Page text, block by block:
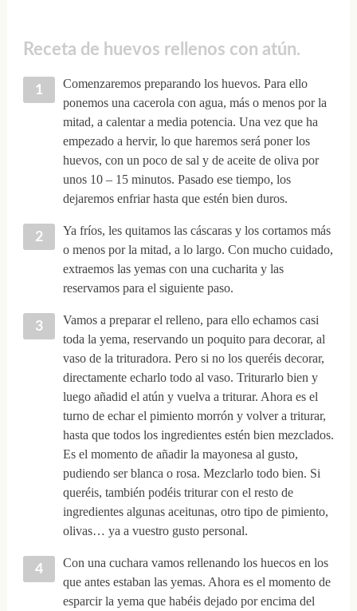
Receta de huevos rellenos con atún.
Comenzaremos preparando los huevos. Para ello
ponemos una cacerola con agua, más o menos por la
mitad, a calentar a media potencia. Una vez que ha
empezado a hervir, lo que haremos será poner los
huevos, con un poco de sal y de aceite de oliva por
unos 10 – 15 minutos. Pasado ese tiempo, los
dejaremos enfriar hasta que estén bien duros.
Ya fríos, les quitamos las cáscaras y los cortamos más
o menos por la mitad, a lo largo. Con mucho cuidado,
extraemos las yemas con una cucharita y las
reservamos para el siguiente paso.
Vamos a preparar el relleno, para ello echamos casi
toda la yema, reservando un poquito para decorar, al
vaso de la trituradora. Pero si no los queréis decorar,
directamente echarlo todo al vaso. Triturarlo bien y
luego añadid el atún y vuelva a triturar. Ahora es el
turno de echar el pimiento morrón y volver a triturar,
hasta que todos los ingredientes estén bien mezclados.
Es el momento de añadir la mayonesa al gusto,
pudiendo ser blanca o rosa. Mezclarlo todo bien. Si
queréis, también podéis triturar con el resto de
ingredientes algunas aceitunas, otro tipo de pimiento,
olivas… ya a vuestro gusto personal.
Con una cuchara vamos rellenando los huecos en los
que antes estaban las yemas. Ahora es el momento de
esparcir la yema que habéis dejado por encima del